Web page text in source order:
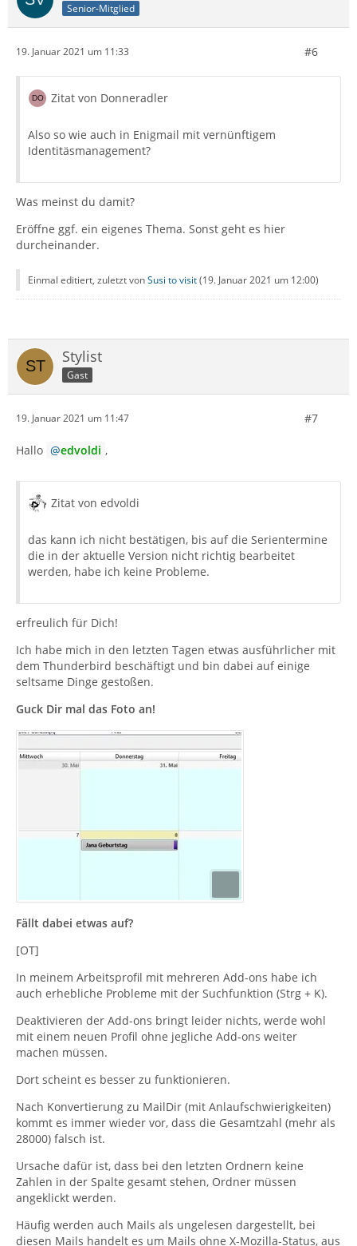
Senior-Mitglied
19. Januar 2021 um 11:33 #6
Zitat von Donneradler
Also so wie auch in Enigmail mit vernünftigem
Identitäsmanagement?
Was meinst du damit?
Eröffne ggf. ein eigenes Thema. Sonst geht es hier
durcheinander.
Einmal editiert, zuletzt vonSusi to visit(19. Januar 2021 um 12:00)
Stylist
Gast
19. Januar 2021 um 11:47 #7
Hallo edvoldi ,
Zitat von edvoldi
das kann ich nicht bestätigen, bis auf die Serientermine
die in der aktuelle Version nicht richtig bearbeitet
werden, habe ich keine Probleme.
erfreulich für Dich!
Ich habe mich in den letzten Tagen etwas ausführlicher mit
dem Thunderbird beschäftigt und bin dabei auf einige
seltsame Dinge gestoßen.
Guck Dir mal das Foto an!
Fällt dabei etwas auf?
[OT]
In meinem Arbeitsprofil mit mehreren Add-ons habe ich
auch erhebliche Probleme mit der Suchfunktion (Strg + K).
Deaktivieren der Add-ons bringt leider nichts, werde wohl
mit einem neuen Profil ohne jegliche Add-ons weiter
machen müssen.
Dort scheint es besser zu funktionieren.
Nach Konvertierung zu MailDir (mit Anlaufschwierigkeiten)
kommt es immer wieder vor, dass die Gesamtzahl (mehr als
28000) falsch ist.
Ursache dafür ist, dass bei den letzten Ordnern keine
Zahlen in der Spalte gesamt stehen, Ordner müssen
angeklickt werden.
Häufig werden auch Mails als ungelesen dargestellt, bei
diesen Mails handelt es um Mails ohne X-Mozilla-Status, aus